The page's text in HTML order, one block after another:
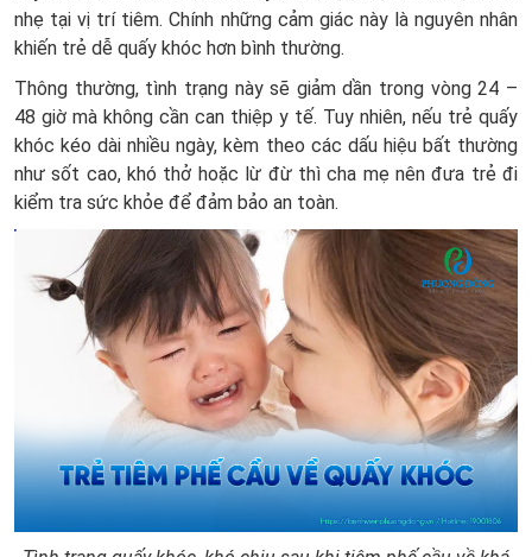
nhẹ tại vị trí tiêm. Chính những cảm giác này là nguyên nhân
khiến trẻ dễ quấy khóc hơn bình thường.
Thông thường, tình trạng này sẽ giảm dần trong vòng 24 –
48 giờ mà không cần can thiệp y tế. Tuy nhiên, nếu trẻ quấy
khóc kéo dài nhiều ngày, kèm theo các dấu hiệu bất thường
như sốt cao, khó thở hoặc lừ đừ thì cha mẹ nên đưa trẻ đi
kiểm tra sức khỏe để đảm bảo an toàn.